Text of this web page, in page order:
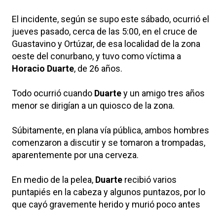
El incidente, según se supo este sábado, ocurrió el
jueves pasado, cerca de las 5:00, en el cruce de
Guastavino y Ortúzar, de esa localidad de la zona
oeste del conurbano, y tuvo como víctima a
Horacio Duarte, de 26 años.
Todo ocurrió cuando Duartey un amigo tres años
menor se dirigían a un quiosco de la zona.
Súbitamente, en plana vía pública, ambos hombres
comenzaron a discutir y se tomaron a trompadas,
aparentemente por una cerveza.
En medio de la pelea, Duarte recibió varios
puntapiés en la cabeza y algunos puntazos, por lo
que cayó gravemente herido y murió poco antes